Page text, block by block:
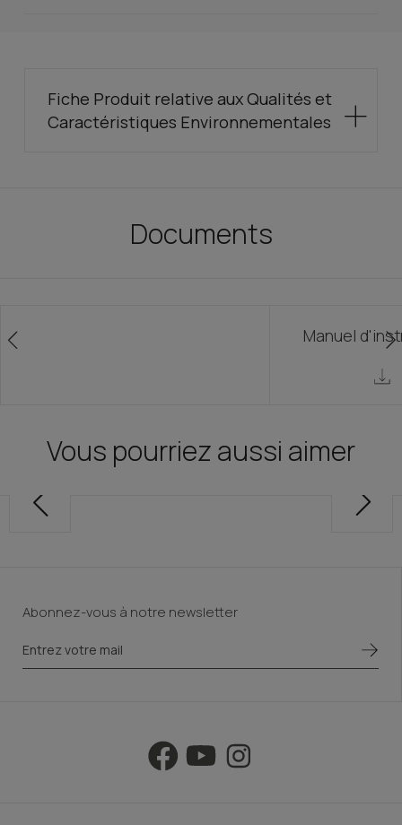
Fiche Produit relative aux Qualités et
Caractéristiques Environnementales
Documents
Manuel
Vous pourriez aussi aimer
Abonnez-vous à notre newsletter